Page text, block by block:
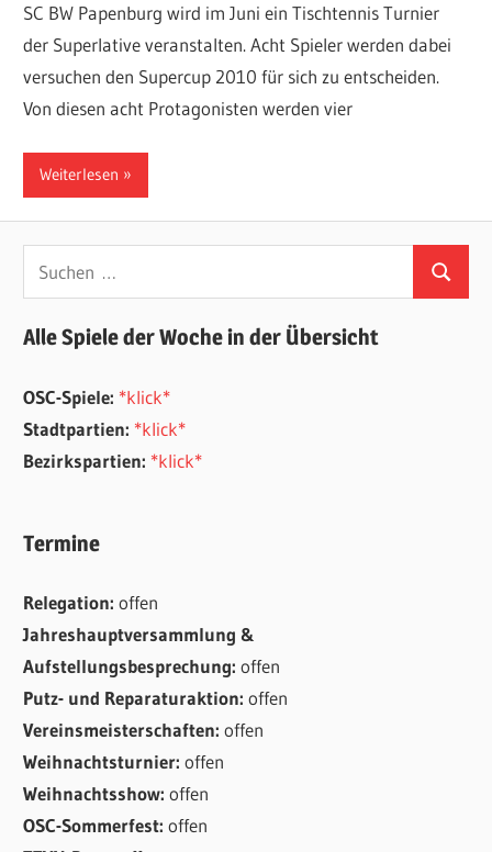
SC BW Papenburg wird im Juni ein Tischtennis Turnier
der Superlative veranstalten. Acht Spieler werden dabei
versuchen den Supercup 2010 für sich zu entscheiden.
Von diesen acht Protagonisten werden vier
Weiterlesen
Suchen
nach:
Suchen
Alle Spiele der Woche in der Übersicht
OSC-Spiele: *klick*
Stadtpartien: *klick*
Bezirkspartien: *klick*
Termine
Relegation:offen
Jahreshauptversammlung &
Aufstellungsbesprechung:offen
Putz- und Reparaturaktion:offen
Vereinsmeisterschaften:offen
Weihnachtsturnier:offen
Weihnachtsshow:offen
OSC-Sommerfest:offen